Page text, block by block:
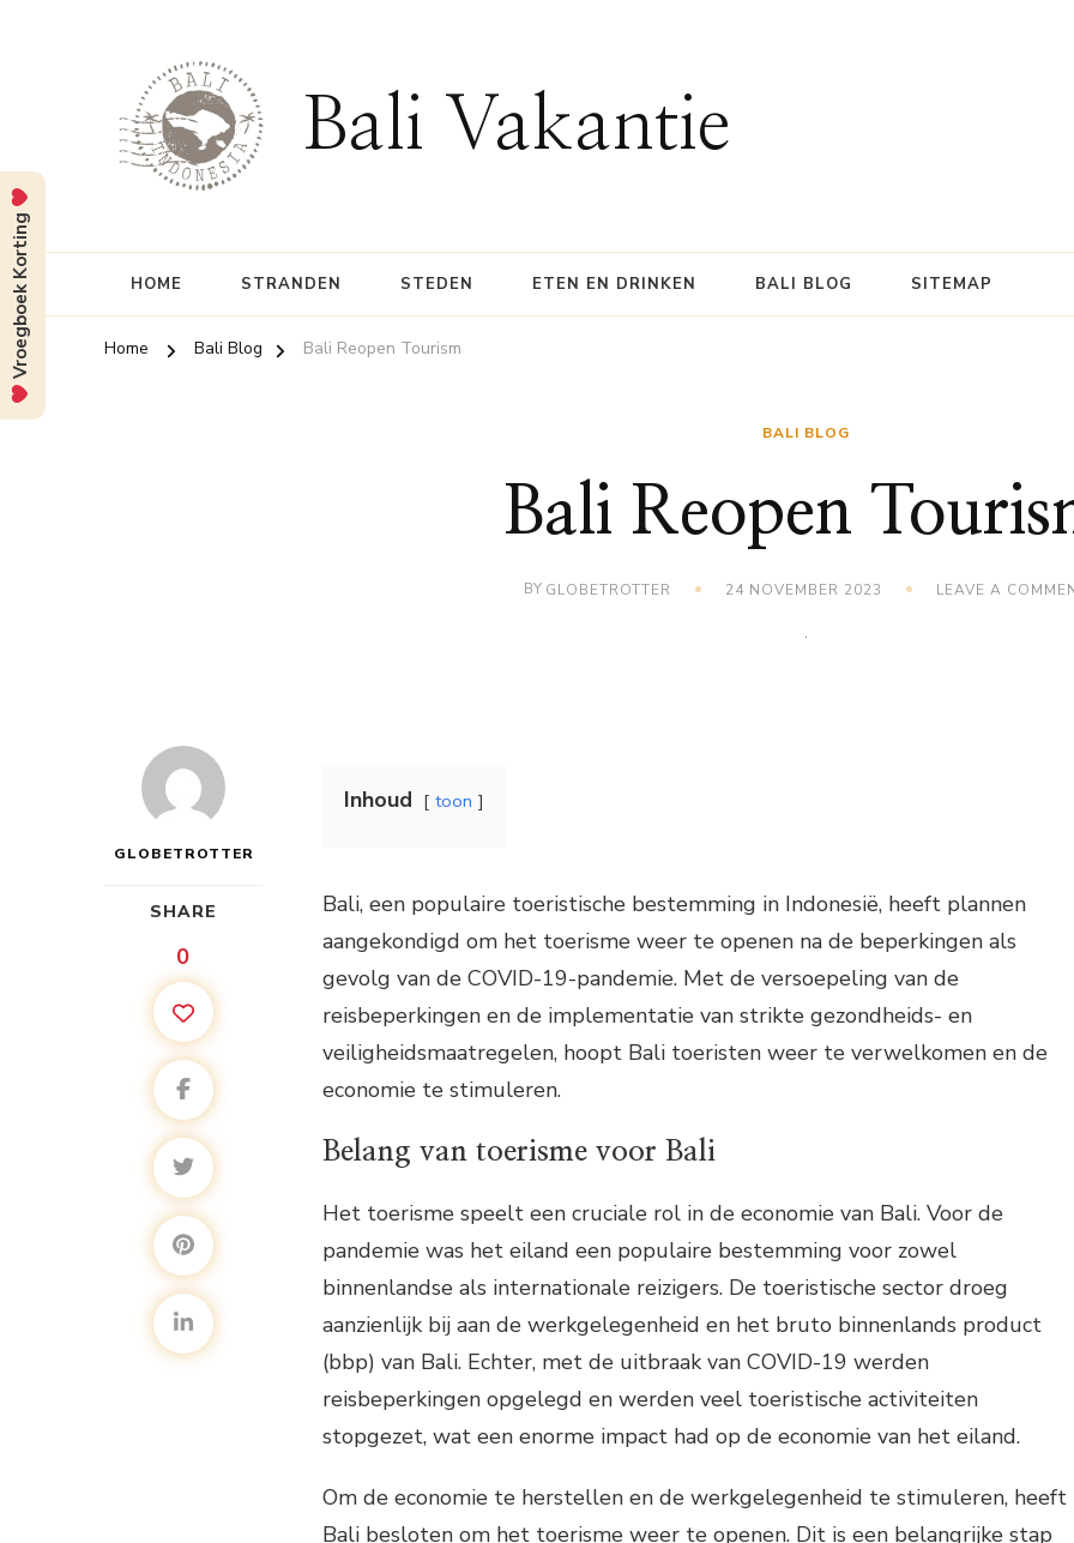
Bali Vakantie
HOME STRANDEN STEDEN ETEN EN DRINKEN BALI BLOG SITEMAP
Home Bali Blog Bali Reopen Tourism
BALI BLOG
Bali Reopen
BY GLOBETROTTER 24 NOVEMBER 2023 LEAVE A
GLOBETROTTER
SHARE
0
Inhoud toon
Bali, een populaire toeristische bestemming in Indonesië, heeft plannen
aangekondigd om het toerisme weer te openen na de beperkingen als
gevolg van de COVID-19-pandemie. Met de versoepeling van de
reisbeperkingen en de implementatie van strikte gezondheids- en
veiligheidsmaatregelen, hoopt Bali toeristen weer te verwelkomen en de
economie te stimuleren.
Belang van toerisme voor Bali
Het toerisme speelt een cruciale rol in de economie van Bali. Voor de
pandemie was het eiland een populaire bestemming voor zowel
binnenlandse als internationale reizigers. De toeristische sector droeg
aanzienlijk bij aan de werkgelegenheid en het bruto binnenlands product
(bbp) van Bali. Echter, met de uitbraak van COVID-19 werden
reisbeperkingen opgelegd en werden veel toeristische activiteiten
stopgezet, wat een enorme impact had op de economie van het eiland.
Om de economie te herstellen en de werkgelegenheid te stimuleren, heeft
Bali besloten om het toerisme weer te openen. Dit is een belangrijke stap
Vroegboek Korting